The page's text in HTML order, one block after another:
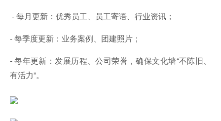
- 每月更新：优秀员工、员工寄语、行业资讯；
- 每季度更新：业务案例、团建照片；
- 每年更新：发展历程、公司荣誉，确保文化墙“不陈旧、
有活力”。